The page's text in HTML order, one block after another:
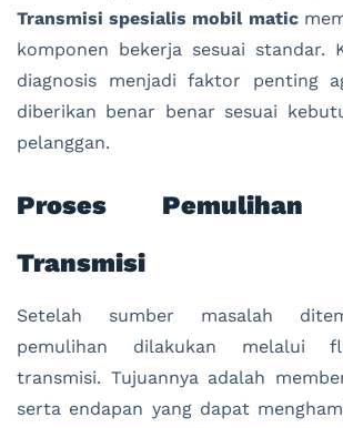
Transmisi spesialis mobil matic
komponen bekerja sesuai standar.
diagnosis menjadi faktor penting
diberikan benar benar sesuai
pelanggan.
Proses Pemulihan
Transmisi
Setelah sumber masalah
pemulihan dilakukan melalui
transmisi. Tujuannya adalah
serta endapan yang dapat